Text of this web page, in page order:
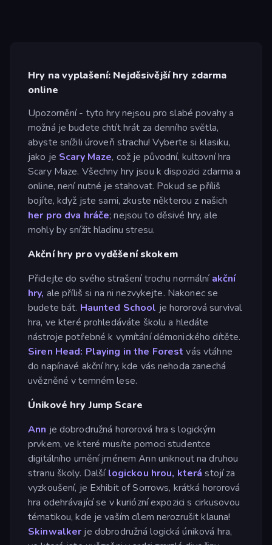
Hry na vyplašení: Nejděsivější hry zdarma
online
Upozornění - tyto hry nejsou pro slabé povahy a
možná je budete chtít hrát za denního světla,
abyste snížili úroveň strachu! Vyberte si klasiku,
jako je Scary Maze, což je původní, kultovní hra
Scary Maze. Všechny hry jsou k dispozici zdarma a
online, není nutné je stahovat. Pokud se příliš
bojíte, když jste sami, zkuste některou z našich
her pro dva hráče; nejsou to děsivé hry, ale
mohly by snížit hladinu stresu.
Akční hry pro vyděšení skokem
Přidejte do svého strašení trochu normální akční
hry, ale příliš si na ni nezvykejte. Nakonec se
budete bát. Haunted School je hororová survival
hra, ve které prohledáváte školu a hledáte
nástroje potřebné k vymítání démonického dítěte.
Siren Head: Playing in the Forestvás vtáhne
do napínavé akční hry, kde vás nehoda zanechá
uvězněné v temném lese.
Únikové hry Jump Scare
Ann je dobrodružná hororová hra s logickým
prvkem, ve které musíte pomoci studentce
digitálního umění jménem Ann uniknout na druhou
stranu školy. Další logickou hrou, kterástojí za
vyzkoušení, je Exhibit of Sorrows, krátká hororová
hra odehrávající se v kuriózní expozici s cirkusovou
tématikou, kde je vaším cílem nerozrušit klauna!
Skinwalker je dobrodružná logická úniková hra,